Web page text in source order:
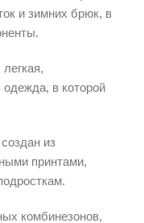
и зимних брюк, в
в которой
из
принтами,
комбинезонов,